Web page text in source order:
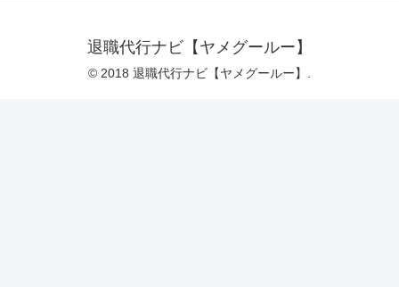
退職代行ナビ【ヤメグールー】
© 2018 退職代行ナビ【ヤメグールー】.